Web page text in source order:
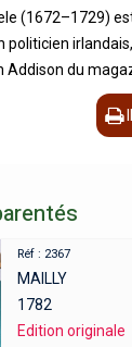
(1672–1729)
politicien
Addison du
Réf : 2367
MAILLY
1782
Edition originale